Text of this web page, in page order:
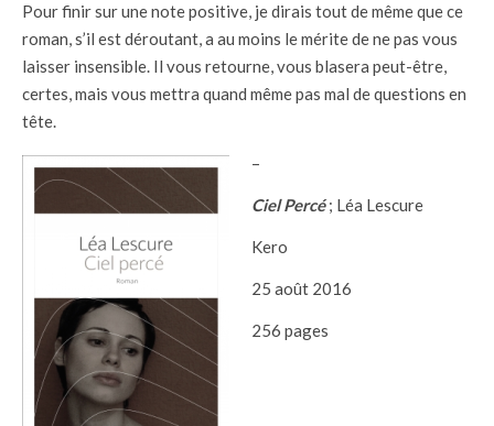
Pour finir sur une note positive, je dirais tout de même que ce
roman, s’il est déroutant, a au moins le mérite de ne pas vous
laisser insensible. Il vous retourne, vous blasera peut-être,
certes, mais vous mettra quand même pas mal de questions en
tête.
–
Ciel Percé; Léa Lescure
Kero
25 août 2016
256 pages